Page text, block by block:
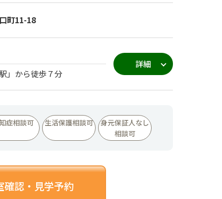
町11-18
」から徒歩７分
詳細
症相談可 生活保護相談可
身元保証人なし
相談可
確認・見学予約